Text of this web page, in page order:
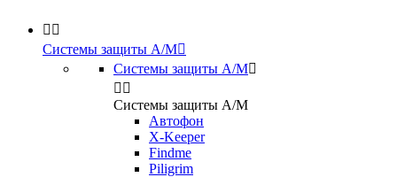
 
Системы защиты А/М
Системы защиты А/М
 
Системы защиты А/М
Автофон
X-Keeper
Findme
Piligrim